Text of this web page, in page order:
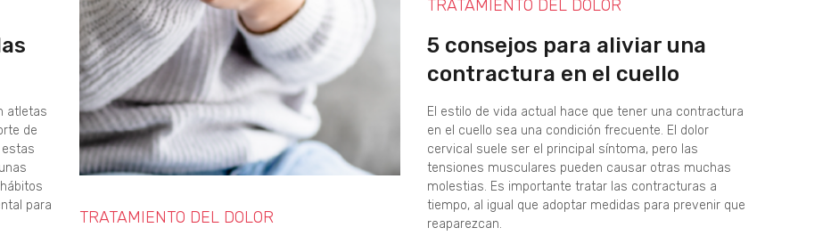
atletas
de
para
TRATAMIENTO DEL DOLOR
TRATAMIENTO DEL DOLOR
5 consejos para aliviar una
contractura en el cuello
El estilo de vida actual hace que tener una contractura
en el cuello sea una condición frecuente. El dolor
cervical suele ser el principal síntoma, pero las
tensiones musculares pueden causar otras muchas
molestias. Es importante tratar las contracturas a
tiempo, al igual que adoptar medidas para prevenir que
reaparezcan.